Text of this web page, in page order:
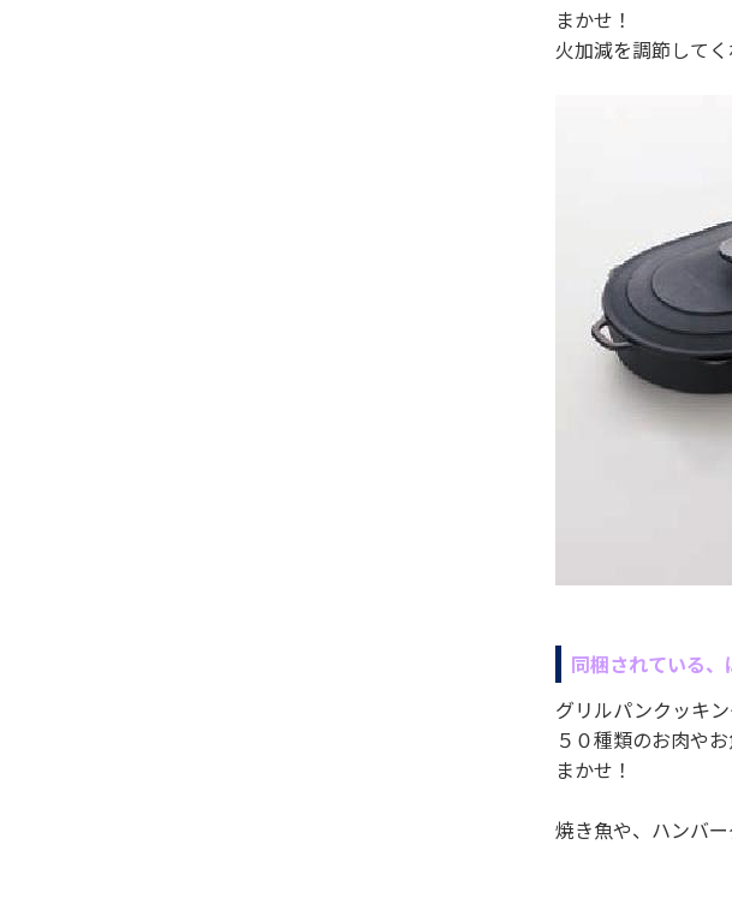
まかせ！
火加減を調節して
同梱されている、
グリルパンクッキ
５０種類のお肉や
まかせ！
焼き魚や、ハンバ